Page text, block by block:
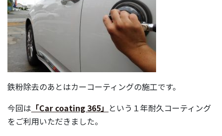
鉄粉除去のあとはカーコーティングの施工です。
今回は 「Car coating 365」 という１年耐久コーティング
をご利用いただきました。